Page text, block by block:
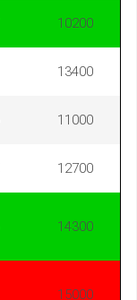
10200
13400
11000
12700
14300
15000